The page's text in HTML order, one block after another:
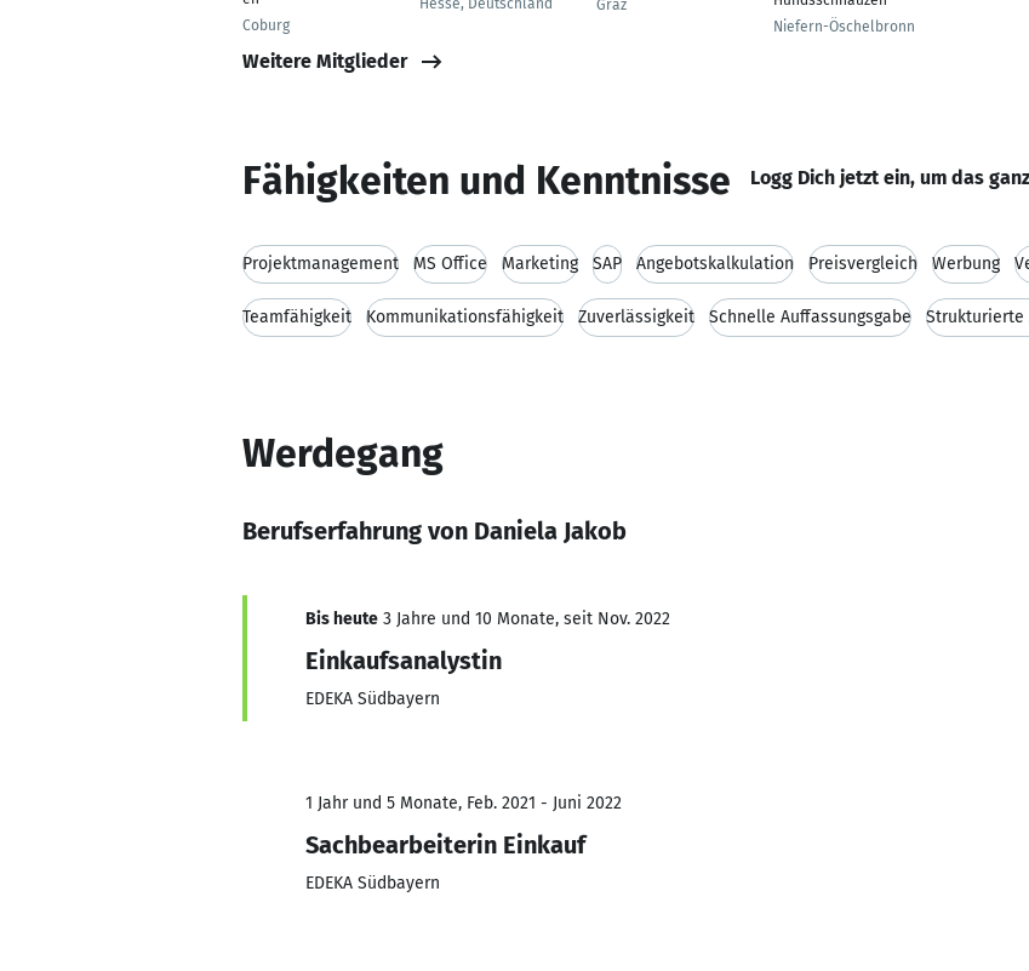
Coburg
Hesse, Deutschland
Graz
Niefern-Öschelbronn
Weitere Mitglieder
Fähigkeiten und Kenntnisse Logg Dich jetzt ein, um das
Projektmanagement MS Office Marketing SAP Angebotskalkulation Preisvergleich Werbung
Teamfähigkeit Kommunikationsfähigkeit Zuverlässigkeit Schnelle Auffassungsgabe Strukturierte
Werdegang
Berufserfahrung von Daniela Jakob
Bis heute 3 Jahre und 10 Monate, seit Nov. 2022
Einkaufsanalystin
EDEKA Südbayern
1 Jahr und 5 Monate, Feb. 2021 - Juni 2022
Sachbearbeiterin Einkauf
EDEKA Südbayern